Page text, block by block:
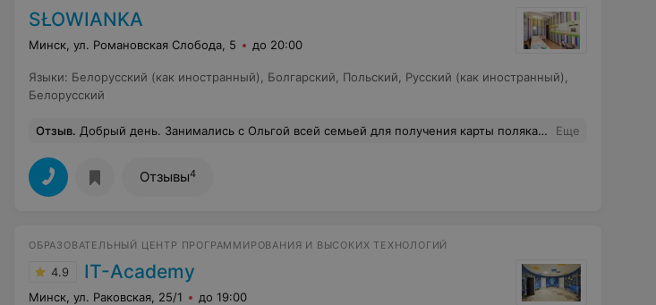
SŁOWIANKA
Минск, ул. Романовская Слобода, 5 до 20:00
Языки: Белорусский (как иностранный) Болгарский Польский Русский (как иностранный)
Белорусский
Отзыв. Добрый день. Занимались с Ольгой всей семьей для получения карты поляка. Занятия проходили на одном дыхании, 1,5 часа работали только по делу, не отвлекаясь на посторонние темы. Все очень компактно, с периодическими повторениями, ответственно и профессионально. Рекомендую очень! Еще
Отзывы4
ОБРАЗОВАТЕЛЬНЫЙ ЦЕНТР ПРОГРАММИРОВАНИЯ И ВЫСОКИХ ТЕХНОЛОГИЙ
4.9 IT-Academy
Минск, ул. Раковская, 25/1 до 19:00